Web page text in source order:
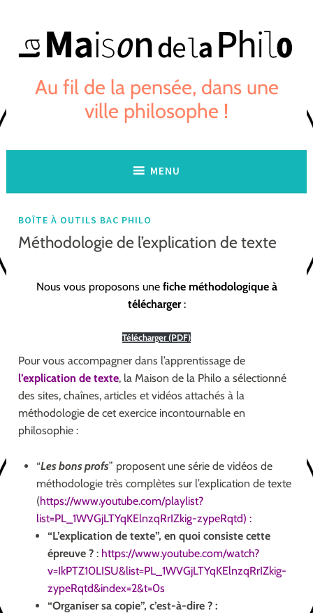
content
Au fil de la pensée, dans une
ville philosophe !
MENU
BOÎTE À OUTILS BAC PHILO
Méthodologie de l’explication de texte
Nous vous proposons une fiche méthodologique à
télécharger:
Télécharger (PDF)
Pour vous accompagner dans l’apprentissage de
l’explication de texte, la Maison de la Philo a sélectionné
des sites, chaînes, articles et vidéos attachés à la
méthodologie de cet exercice incontournable en
philosophie :
“Les bons profs” proposent une série de vidéos de
méthodologie très complètes sur l’explication de texte
(https://www.youtube.com/playlist?
list=PL_1WVGjLTYqKElnzqRrIZkig-zypeRqtd) :
“L’explication de texte”, en quoi consiste cette
épreuve ?: https://www.youtube.com/watch?
v=IkPTZ10LISU&list=PL_1WVGjLTYqKElnzqRrIZkig-
zypeRqtd&index=2&t=0s
“Organiser sa copie”, c’est-à-dire ? :